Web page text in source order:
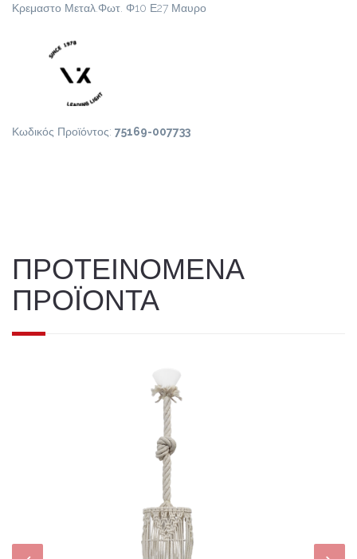
Κρεμαστο Μεταλ.Φωτ. Φ10 Ε27 Μαυρο
Κωδικός Προϊόντος: 75169-007733
ΠΡΟΤΕΙΝΟΜΕΝΑ
ΠΡΟΪΟΝΤΑ